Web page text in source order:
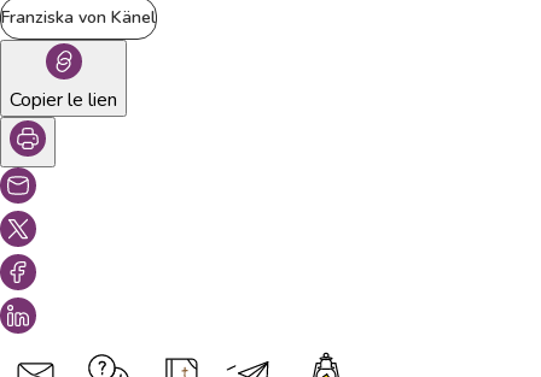
Franziska von Känel
Copier le lien